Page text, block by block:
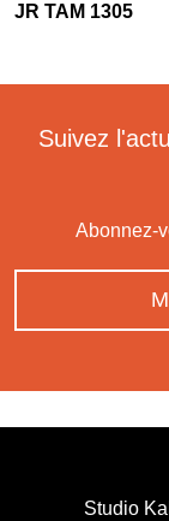
JR TAM 1305
Suivez
Abonnez-
Studio